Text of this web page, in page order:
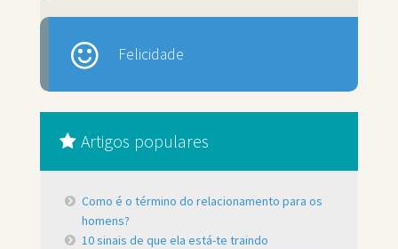
Felicidade
Artigos populares
Como é o término do relacionamento para os
homens?
10 sinais de que ela está-te traindo